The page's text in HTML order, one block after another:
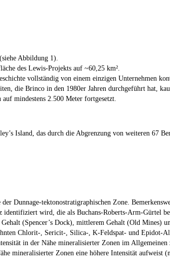
Abbildung 1).
des Lewis-Projekts auf ~60,25 km².
vollständig von einem einzigen Unternehmen
die Brinco in den 1980er Jahren durchgeführt hat,
mindestens 2.500 Meter fortgesetzt.
Island, das durch die Abgrenzung von weiteren 67
Dunnage-tektonostratigraphischen Zone.
wird, die als Buchans-Roberts-Arm-Gürtel
(Spencer’s Dock), mittlerem Gehalt (Old Mines)
Chlorit-, Sericit-, Silica-, K-Feldspat- und
in der Nähe mineralisierter Zonen im
mineralisierter Zonen eine höhere Intensität aufweist